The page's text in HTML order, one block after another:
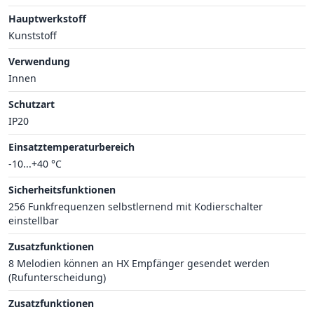
Hauptwerkstoff
Kunststoff
Verwendung
Innen
Schutzart
IP20
Einsatztemperaturbereich
-10...+40 °C
Sicherheitsfunktionen
256 Funkfrequenzen selbstlernend mit Kodierschalter
einstellbar
Zusatzfunktionen
8 Melodien können an HX Empfänger gesendet werden
(Rufunterscheidung)
Zusatzfunktionen